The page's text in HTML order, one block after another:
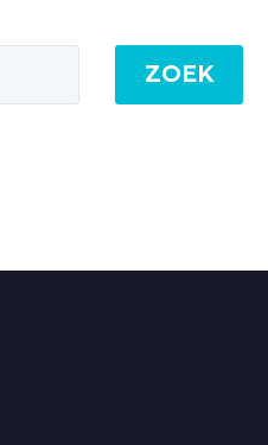
ZOEK